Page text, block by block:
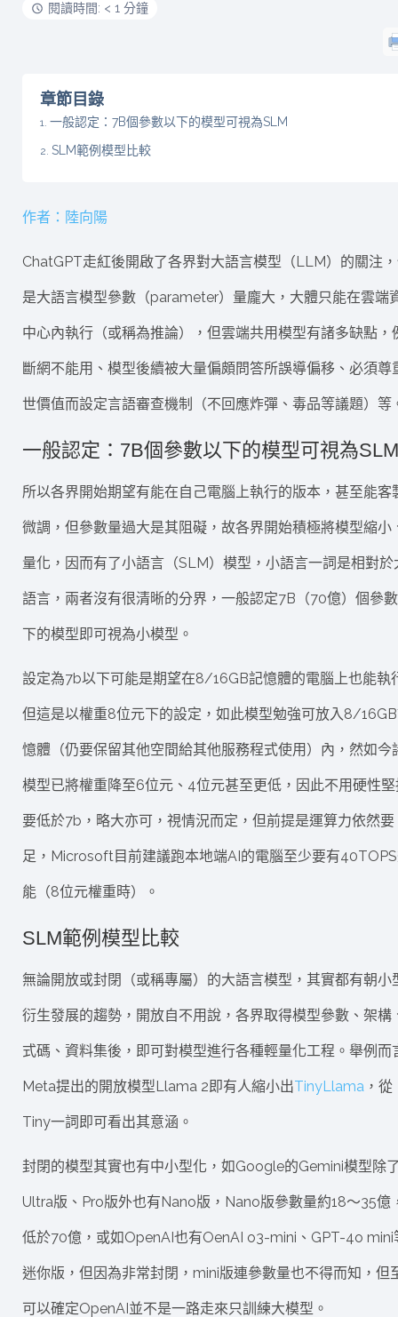
閱讀時間: < 1 分鐘
章節目錄
一般認定：7B個參數以下的模型可視為SLM
SLM範例模型比較
作者：陸向陽
ChatGPT走紅後開啟了各界對大語言模型（LLM）的關注
是大語言模型參數（parameter）量龐大，大體只能在雲端
中心內執行（或稱為推論），但雲端共用模型有諸多缺點，
斷網不能用、模型後續被大量偏頗問答所誤導偏移、必須尊
世價值而設定言語審查機制（不回應炸彈、毒品等議題）等
一般認定：7B個參數以下的模型可視為SLM
所以各界開始期望有能在自己電腦上執行的版本，甚至能客
微調，但參數量過大是其阻礙，故各界開始積極將模型縮小
量化，因而有了小語言（SLM）模型，小語言一詞是相對於
語言，兩者沒有很清晰的分界，一般認定7B（70億）個參
下的模型即可視為小模型。
設定為7b以下可能是期望在8/16GB記憶體的電腦上也能執
但這是以權重8位元下的設定，如此模型勉強可放入8/
憶體（仍要保留其他空間給其他服務程式使用）內，然如今
模型已將權重降至6位元、4位元甚至更低，因此不用硬性
要低於7b，略大亦可，視情況而定，但前提是運算力依然要
足，Microsoft目前建議跑本地端AI的電腦至少要有
能（8位元權重時）。
SLM範例模型比較
無論開放或封閉（或稱專屬）的大語言模型，其實都有朝小
衍生發展的趨勢，開放自不用說，各界取得模型參數、架構
式碼、資料集後，即可對模型進行各種輕量化工程。舉例而
Meta提出的開放模型Llama 2即有人縮小出TinyLlama ，從
Tiny一詞即可看出其意涵。
封閉的模型其實也有中小型化，如Google的Gemini模型除
Ultra版、Pro版外也有Nano版，Nano版參數量約18～35億
低於70億，或如OpenAI也有OenAI o3-mini、GPT-4o mini
迷你版，但因為非常封閉，mini版連參數量也不得而知，但
可以確定OpenAI並不是一路走來只訓練大模型。